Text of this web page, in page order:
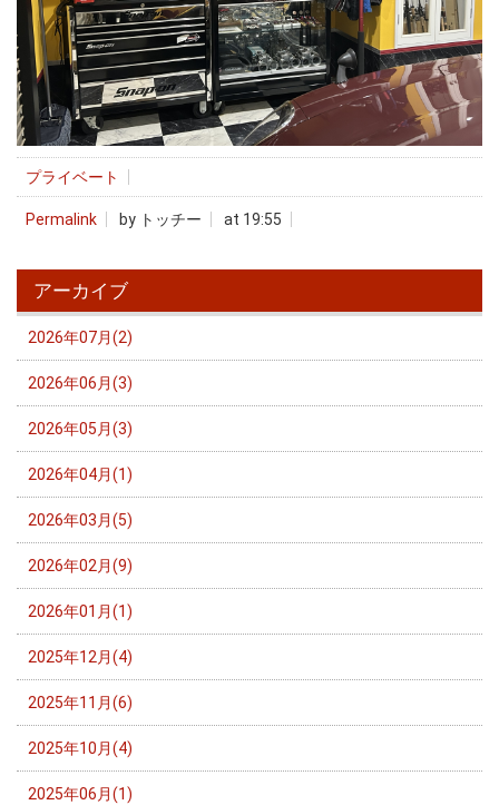
プライベート
Permalink by トッチー at 19:55
アーカイブ
2026年07月(2)
2026年06月(3)
2026年05月(3)
2026年04月(1)
2026年03月(5)
2026年02月(9)
2026年01月(1)
2025年12月(4)
2025年11月(6)
2025年10月(4)
2025年06月(1)